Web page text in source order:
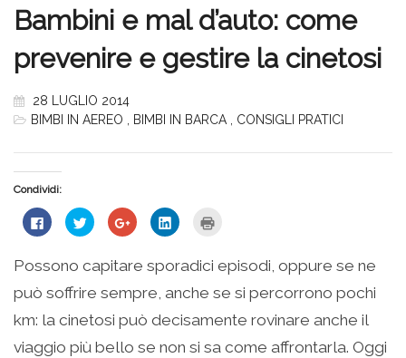
Bambini e mal d’auto: come
prevenire e gestire la cinetosi
28 LUGLIO 2014
BIMBI IN AEREO
BIMBI IN BARCA CONSIGLI PRATICI
Condividi:
Fai
clic
su
Facebook
apre
una
nuova
finestra)
Fai
clic
condividere
su
(Si
in
una
nuova
finestra)
Fai
clic
condividere
su
(Si
apre
in
una
finestra)
Fai
clic
condividere
su
LinkedIn
(Si
in
una
nuova
finestra)
stampare
(Si
in
nuova
finestra)
Possono capitare sporadici episodi, oppure se ne
può soffrire sempre, anche se si percorrono pochi
km: la cinetosi può decisamente rovinare anche il
viaggio più bello se non si sa come affrontarla. Oggi